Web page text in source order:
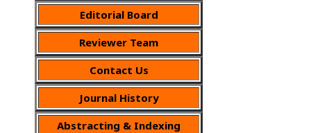
Editorial Board
Reviewer Team
Contact Us
Journal History
Abstracting & Indexing